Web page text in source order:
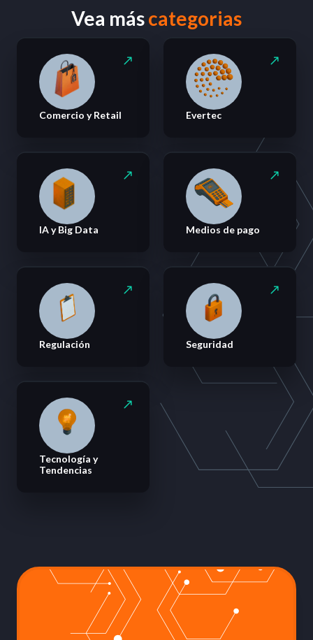
Vea máscategorias
Comercio y Retail Evertec
IA y Big Data Medios de pago
Regulación Seguridad
Tecnología y
Tendencias